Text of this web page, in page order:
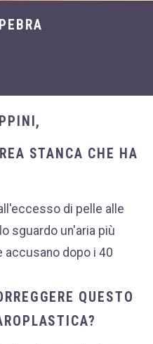
Dietologia
Disturbi dell'età
News
Problemi sessualità
viso e corpo
Trattamenti per il
corpo
viso, décolleté
STANCA CHE HA
di pelle alle
sguardo un'aria più
accusano dopo i 40
QUESTO